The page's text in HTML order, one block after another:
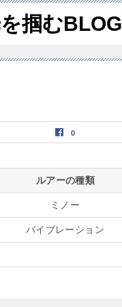
掴むBLOG
0
ルアーの種類
ミノー
バイブレーション